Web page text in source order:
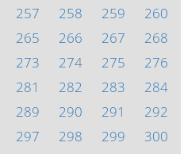
257 258 259
260
265 266 267
268
273 274 275
276
281 282 283
284
289 290 291
292
297 298 299
300